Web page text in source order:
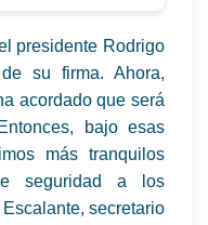
presidente Rodrigo
su firma. Ahora,
acordado que será
bajo esas
más tranquilos
seguridad a los
secretario